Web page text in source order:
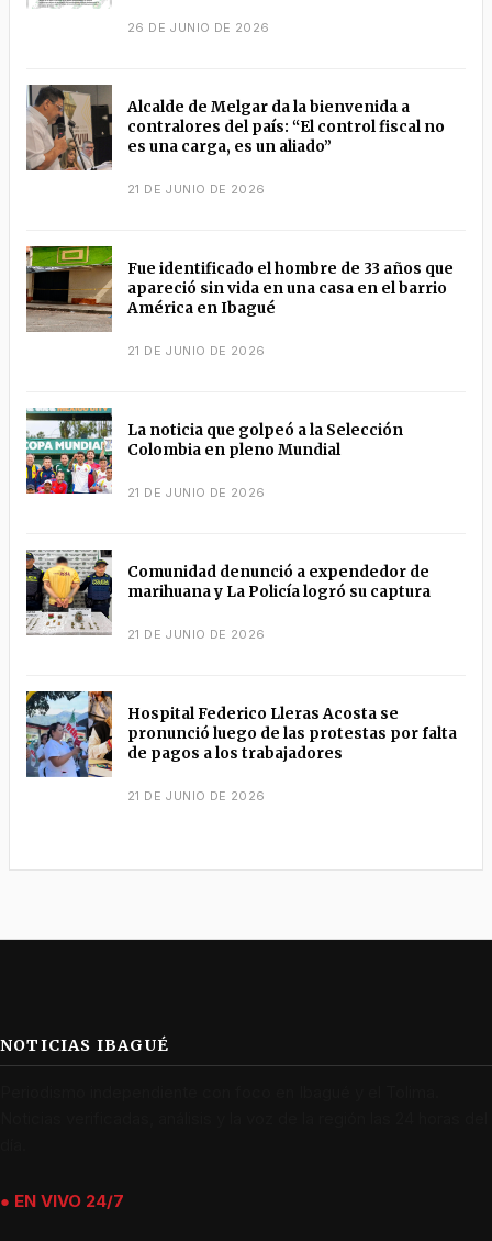
26 DE JUNIO DE 2026
Alcalde de Melgar da la bienvenida a
contralores del país: “El control fiscal no
es una carga, es un aliado”
21 DE JUNIO DE 2026
Fue identificado el hombre de 33 años que
apareció sin vida en una casa en el barrio
América en Ibagué
21 DE JUNIO DE 2026
La noticia que golpeó a la Selección
Colombia en pleno Mundial
21 DE JUNIO DE 2026
Comunidad denunció a expendedor de
marihuana y La Policía logró su captura
21 DE JUNIO DE 2026
Hospital Federico Lleras Acosta se
pronunció luego de las protestas por falta
de pagos a los trabajadores
21 DE JUNIO DE 2026
NOTICIAS IBAGUÉ
● EN VIVO 24/7